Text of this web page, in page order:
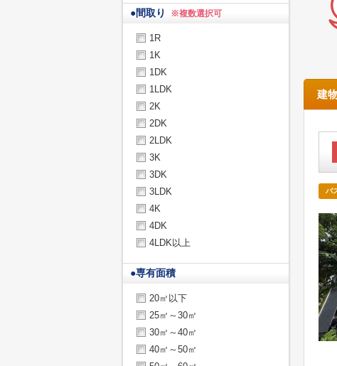
建
バ
●間取り ※複数選択可
1R
1K
1DK
1LDK
2K
2DK
2LDK
3K
3DK
3LDK
4K
4DK
4LDK以上
●専有面積
20㎡以下
25㎡～30㎡
30㎡～40㎡
40㎡～50㎡